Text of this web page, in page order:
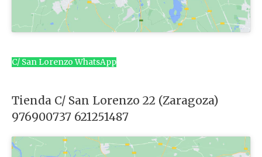
C/ San Lorenzo WhatsApp
Tienda C/ San Lorenzo 22 (Zaragoza)
976900737 621251487